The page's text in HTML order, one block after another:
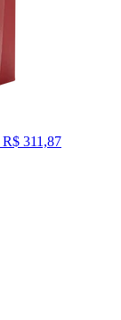
R$ 311,87